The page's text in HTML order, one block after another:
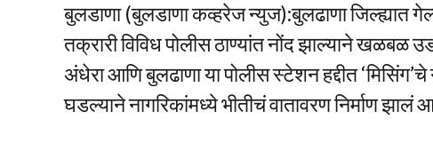
बुलडाणा (बुलडाणा कव्हरेज न्युज):बुलढाणा जिल्ह्यात
तक्रारी विविध पोलीस ठाण्यांत नोंद झाल्याने खळबळ
अंधेरा आणि बुलढाणा या पोलीस स्टेशन हद्दीत
घडल्याने नागरिकांमध्ये भीतीचं वातावरण निर्माण झालं